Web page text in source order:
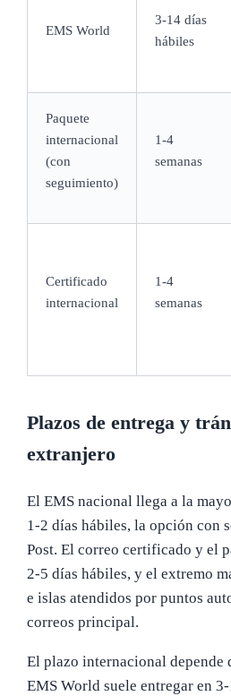
EMS World
3-14 días
hábiles
Paquete
internacional
(con
seguimiento)
1-4
semanas
Certificado
internacional
1-4
semanas
Plazos de entrega y
extranjero
El EMS nacional llega a la
1-2 días hábiles, la opción con
Post. El correo certificado y el
2-5 días hábiles, y el extremo
e islas atendidos por puntos
correos principal.
El plazo internacional
EMS World suele entregar en